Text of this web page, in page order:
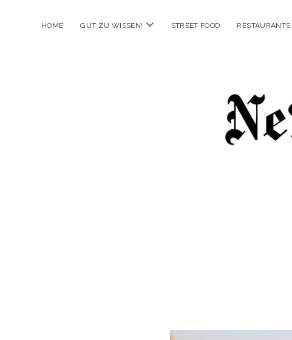
HOME GUT ZU WISSEN! Menü
STREET FOOD RESTAURANTS